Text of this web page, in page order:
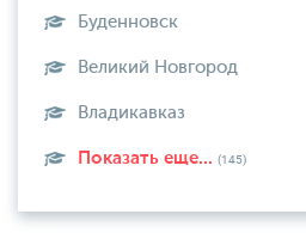
Буденновск
Великий Новгород
Владикавказ
Показать еще... (145)